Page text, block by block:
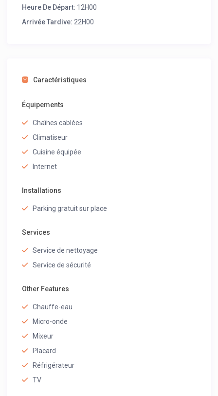
Heure De Départ: 12H00
Arrivée Tardive: 22H00
Caractéristiques
Équipements
Chaînes cablées
Climatiseur
Cuisine équipée
Internet
Installations
Parking gratuit sur place
Services
Service de nettoyage
Service de sécurité
Other Features
Chauffe-eau
Micro-onde
Mixeur
Placard
Réfrigérateur
TV